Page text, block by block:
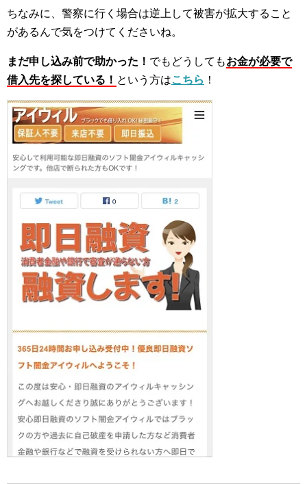
ちなみに、警察に行く場合は逆上して被害が拡大すること
があるんで気をつけてくださいね。
まだ申し込み前で助かった！ でもどうしてもお金が必要で
借入先を探している！ という方はこちら ！